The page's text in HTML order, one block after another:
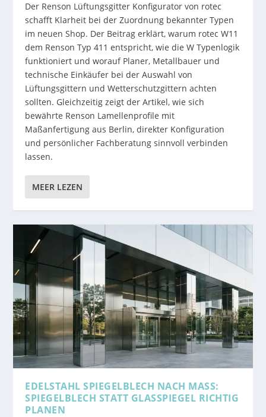
Der Renson Lüftungsgitter Konfigurator von rotec
schafft Klarheit bei der Zuordnung bekannter Typen
im neuen Shop. Der Beitrag erklärt, warum rotec W11
dem Renson Typ 411 entspricht, wie die W Typenlogik
funktioniert und worauf Planer, Metallbauer und
technische Einkäufer bei der Auswahl von
Lüftungsgittern und Wetterschutzgittern achten
sollten. Gleichzeitig zeigt der Artikel, wie sich
bewährte Renson Lamellenprofile mit
Maßanfertigung aus Berlin, direkter Konfiguration
und persönlicher Fachberatung sinnvoll verbinden
lassen.
MEER LEZEN
EDELSTAHL SPIEGELBLECH NACH MASS: S
PIEGELBLECH STATT GLASSPIEGEL RICHTIG P
LANEN